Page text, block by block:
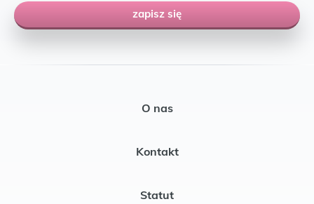
zapisz się
O nas
Kontakt
Statut